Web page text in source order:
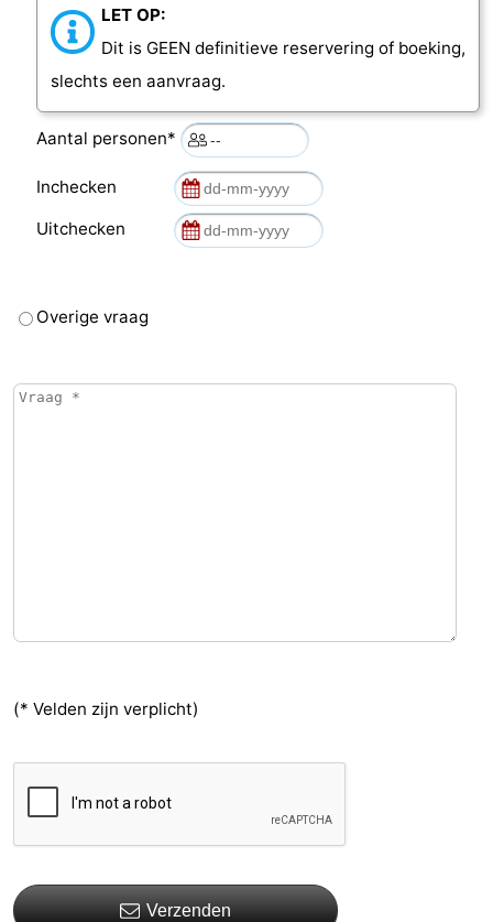
LET OP:
Dit is GEEN definitieve reservering of boeking,
slechts een aanvraag.
Aantal personen*
Inchecken
Uitchecken
Overige vraag
(* Velden zijn verplicht)
Verzenden